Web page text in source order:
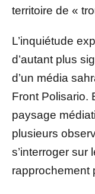
territoire de «
L’inquiétude
d’autant plus
d’un média
Front Polisario.
paysage
plusieurs
s’interroger
rapprochement